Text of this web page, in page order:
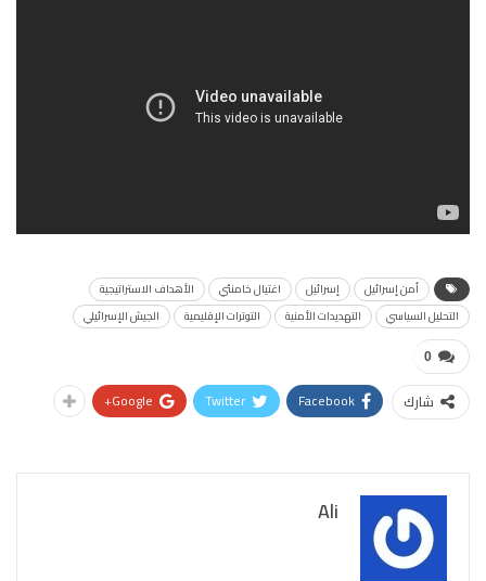
أمن إسرائيل إسرائيل اغتيال خامنئي
الأهداف الاستراتيجية
التحليل السياسي
التهديدات الأمنية التوترات الإقليمية الجيش الإسرائيلي
0
شارك Facebook
Twitter
Google+
Ali